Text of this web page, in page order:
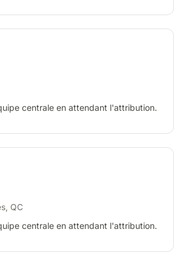
centrale en attendant l'attribution.
QC
centrale en attendant l'attribution.